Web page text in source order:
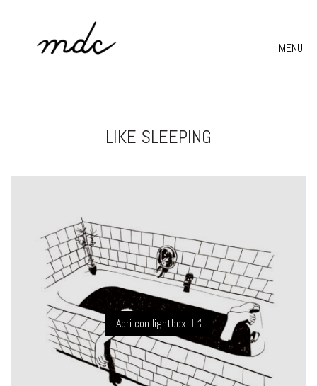
MENU
LIKE SLEEPING
Apri con lightbox